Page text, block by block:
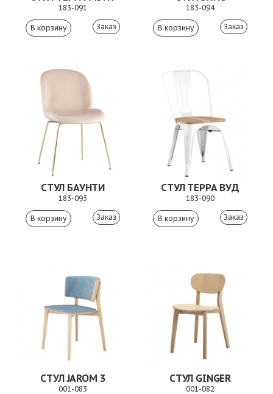
183-091
Заказ
183-094
Заказ
СТУЛ БАУНТИ
183-093
Заказ
СТУЛ ТЕРРА ВУД
183-090
Заказ
СТУЛ JAROM 3
001-083
СТУЛ GINGER
001-082